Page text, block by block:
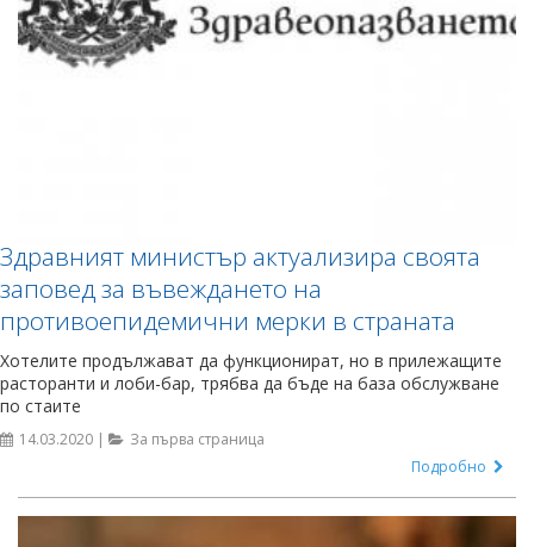
Здравният министър актуализира своята
заповед за въвеждането на
противоепидемични мерки в страната
Хотелите продължават да функционират, но в прилежащите
расторанти и лоби-бар, трябва да бъде на база обслужване
по стаите
14.03.2020 |
За първа страница
Подробно